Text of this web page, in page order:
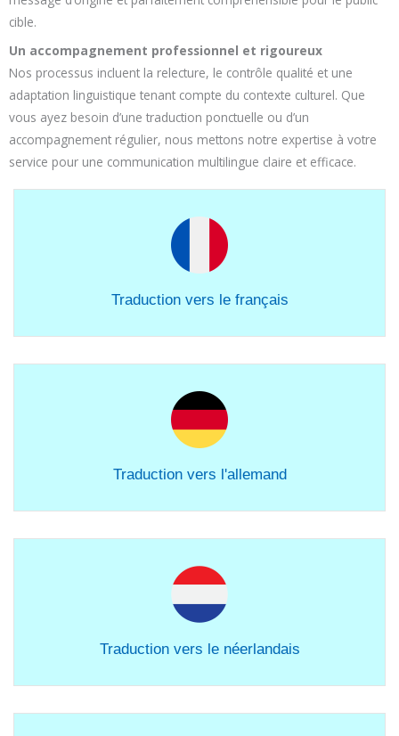
cible.
Un accompagnement professionnel et rigoureux
Nos processus incluent la relecture, le contrôle qualité et une
adaptation linguistique tenant compte du contexte culturel. Que
vous ayez besoin d’une traduction ponctuelle ou d’un
accompagnement régulier, nous mettons notre expertise à votre
service pour une communication multilingue claire et efficace.
Traduction vers le français
Traduction vers l'allemand
Traduction vers le néerlandais